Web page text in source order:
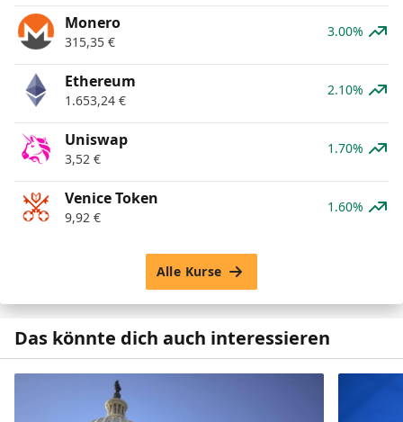
Monero
315,35 €
3.00%
Ethereum
1.653,24 €
2.10%
Uniswap
3,52 €
1.70%
Venice Token
9,92 €
1.60%
Alle Kurse
Das könnte dich auch interessieren